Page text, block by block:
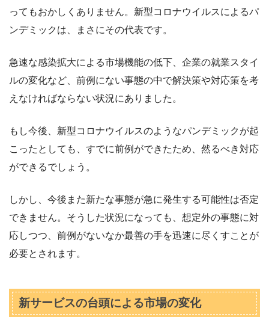
ってもおかしくありません。新型コロナウイルスによるパ
ンデミックは、まさにその代表です。
急速な感染拡大による市場機能の低下、企業の就業スタイ
ルの変化など、前例にない事態の中で解決策や対応策を考
えなければならない状況にありました。
もし今後、新型コロナウイルスのようなパンデミックが起
こったとしても、すでに前例ができたため、然るべき対応
ができるでしょう。
しかし、今後また新たな事態が急に発生する可能性は否定
できません。そうした状況になっても、想定外の事態に対
応しつつ、前例がないなか最善の手を迅速に尽くすことが
必要とされます。
新サービスの台頭による市場の変化